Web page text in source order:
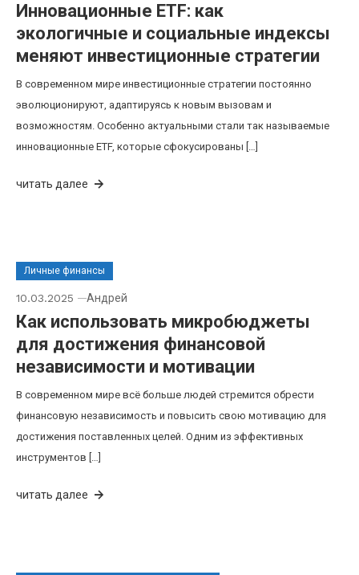
Инновационные ETF: как
экологичные и социальные индексы
меняют инвестиционные стратегии
В современном мире инвестиционные стратегии постоянно
эволюционируют, адаптируясь к новым вызовам и
возможностям. Особенно актуальными стали так называемые
инновационные ETF, которые сфокусированы […]
читать далее
Личные финансы
10.03.2025 Андрей
Как использовать микробюджеты
для достижения финансовой
независимости и мотивации
В современном мире всё больше людей стремится обрести
финансовую независимость и повысить свою мотивацию для
достижения поставленных целей. Одним из эффективных
инструментов […]
читать далее